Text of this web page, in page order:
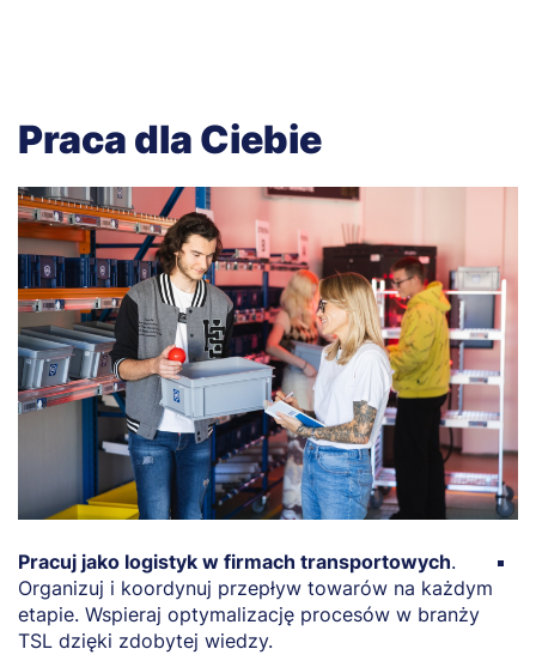
Praca dla Ciebie
Pracuj jako logistyk w firmach transportowych.
Organizuj i koordynuj przepływ towarów na każdym
etapie. Wspieraj optymalizację procesów w branży
TSL dzięki zdobytej wiedzy.